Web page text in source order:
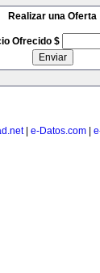
Realizar una Oferta
Ofrecido $
| e-Datos.com